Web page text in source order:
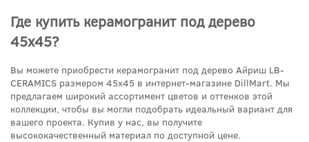
Где купить керамогранит под дерево
45x45?
Вы можете приобрести керамогранит под дерево Айриш LB-
CERAMICS размером 45x45 в интернет-магазине DillMart. Мы
предлагаем широкий ассортимент цветов и оттенков этой
коллекции, чтобы вы могли подобрать идеальный вариант для
вашего проекта. Купив у нас, вы получите
высококачественный материал по доступной цене.